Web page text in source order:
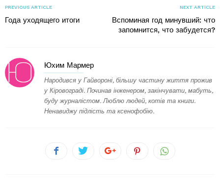
PREVIOUS ARTICLE
Года уходящего итоги
NEXT ARTICLE
Вспоминая год минувший: что
запомнится, что забудется?
Юхим Мармер
Народився у Гайвороні, більшу частину життя прожив
у Кіровограді. Починав інженером, закінчувати, мабуть,
буду журналістом. Люблю людей, котів та книги.
Ненавиджу підлість та ксенофобію.